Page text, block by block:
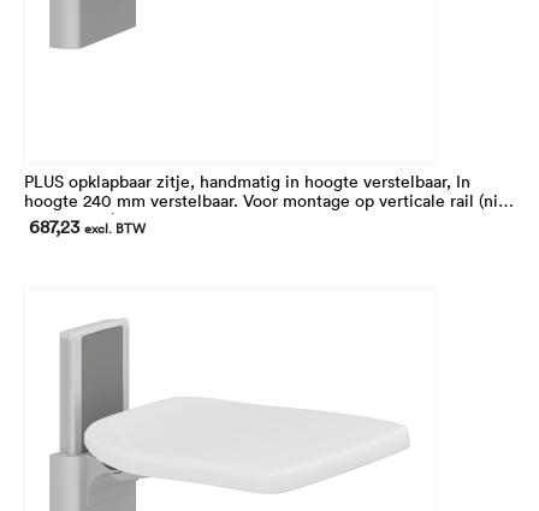
PLUS opklapbaar zitje, handmatig in hoogte verstelbaar, In
hoogte 240 mm verstelbaar. Voor montage op verticale rail (niet
inbegrepen).
687,23 excl. BTW